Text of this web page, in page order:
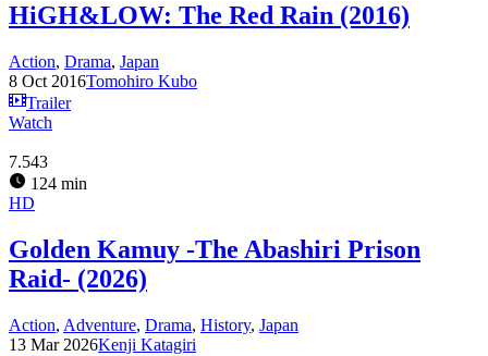
HiGH&LOW: The Red Rain (2016)
Action, Drama, Japan
8 Oct 2016Tomohiro Kubo
Trailer
Watch
7.543
124 min
HD
Golden Kamuy -The Abashiri Prison
Raid- (2026)
Action, Adventure, Drama, History, Japan
13 Mar 2026Kenji Katagiri